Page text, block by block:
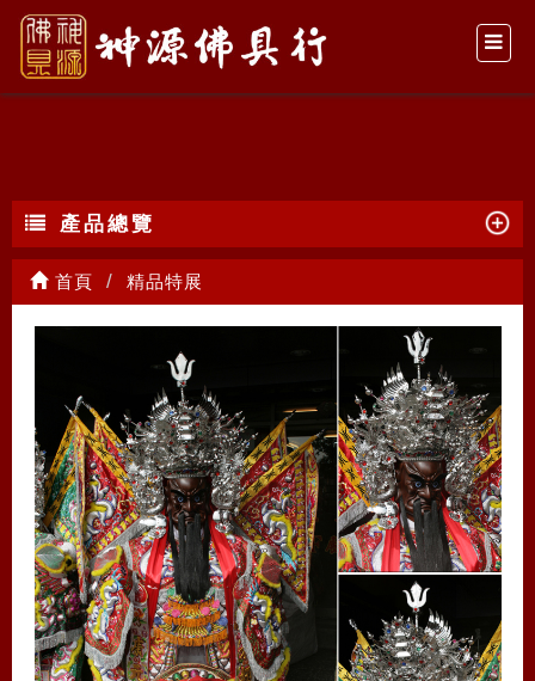
精品特展
產品總覽
首頁 精品特展